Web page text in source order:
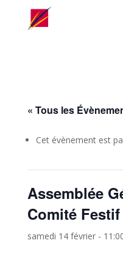
« Tous les
Cet évènement est
Assemblée
Comité
samedi 14 février -